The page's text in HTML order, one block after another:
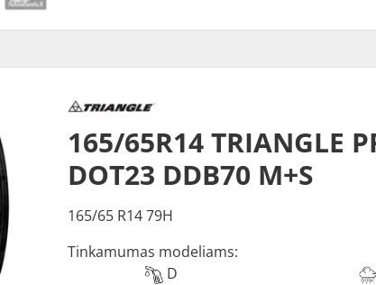
165/65R14 TRIANGLE
DOT23 DDB70 M+S
165/65 R14 79H
Tinkamumas modeliams:
D